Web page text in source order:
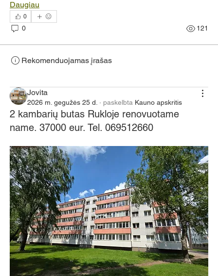
Daugiau
0
0 121
Rekomenduojamas įrašas
Jovita
2026 m. gegužės 25 d. · paskelbta Kauno apskritis
2 kambarių butas Rukloje renovuotame
name. 37000 eur. Tel. 069512660